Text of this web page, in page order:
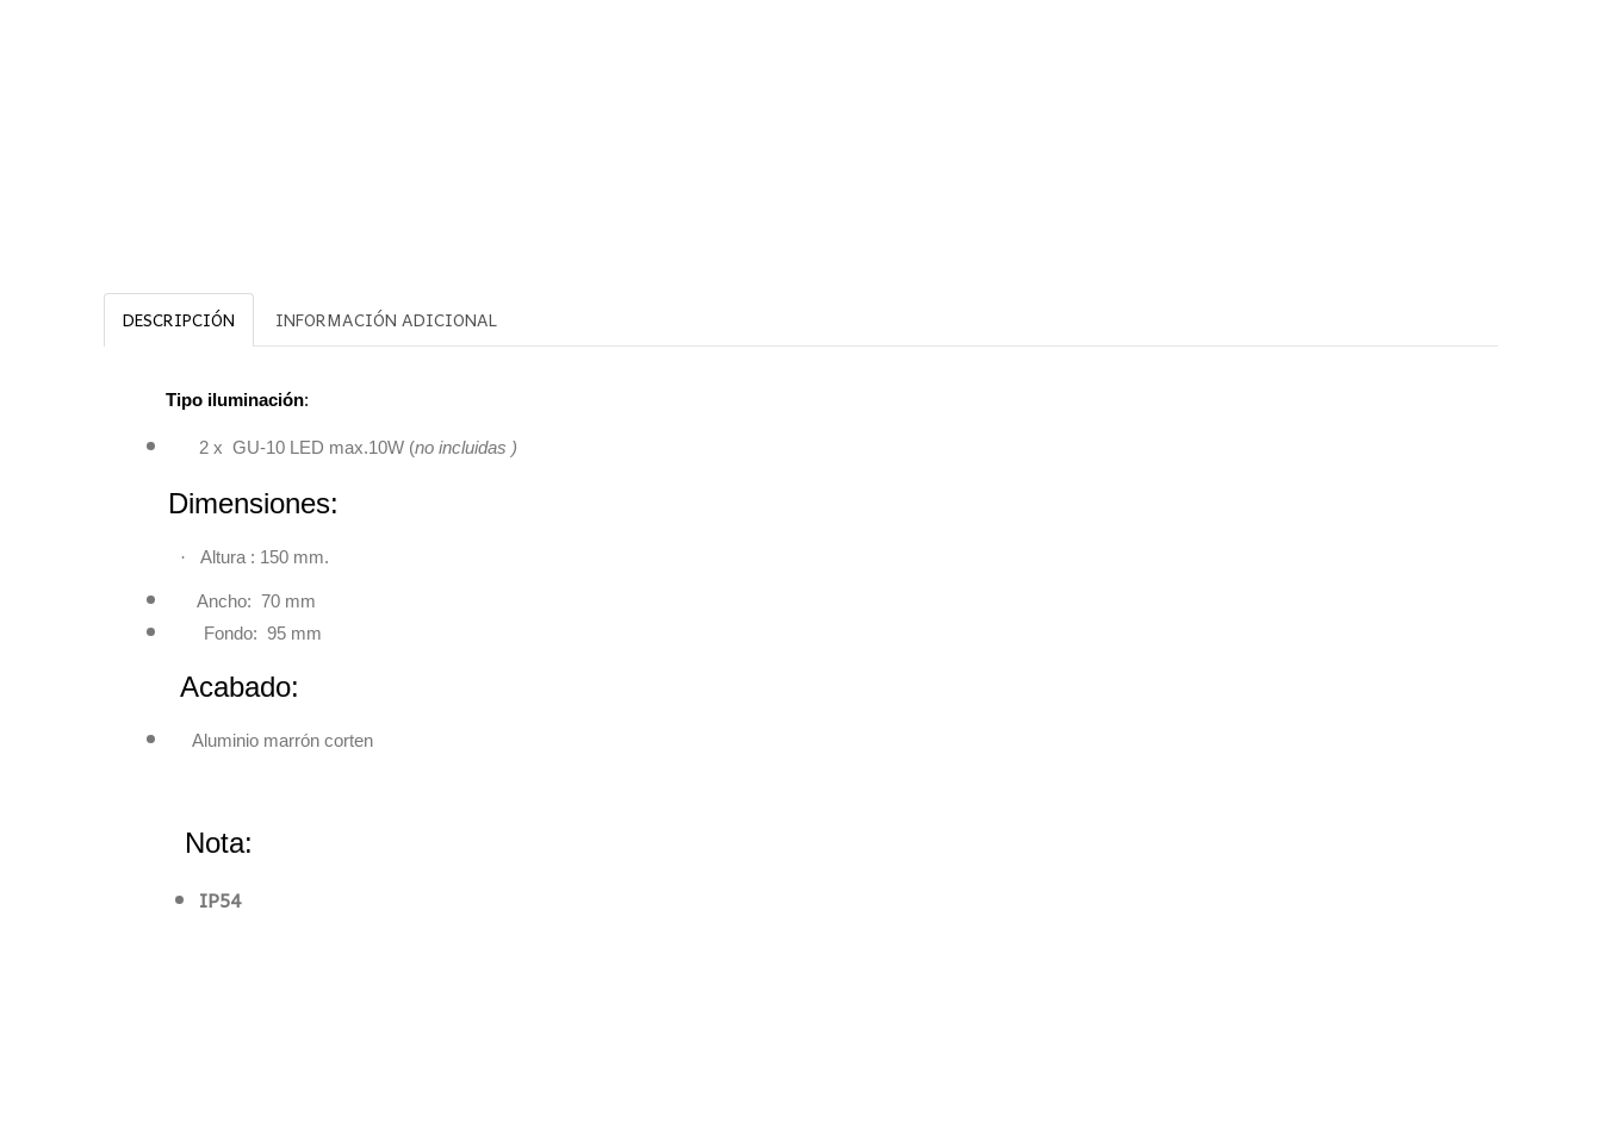
DESCRIPCIÓN INFORMACIÓN ADICIONAL
Tipo iluminación:
2 x GU-10 LED max.10W (no incluidas )
Dimensiones:
· Altura : 150 mm.
Ancho: 70 mm
Fondo: 95 mm
Acabado:
Aluminio marrón corten
Nota:
IP54